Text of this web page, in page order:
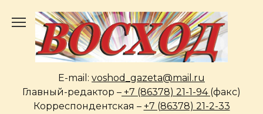
содержанию
E-mail: voshod_gazeta@mail.ru
Главный-редактор – +7 (86378) 21-1-94 (факс)
Корреспондентская – +7 (86378) 21-2-33